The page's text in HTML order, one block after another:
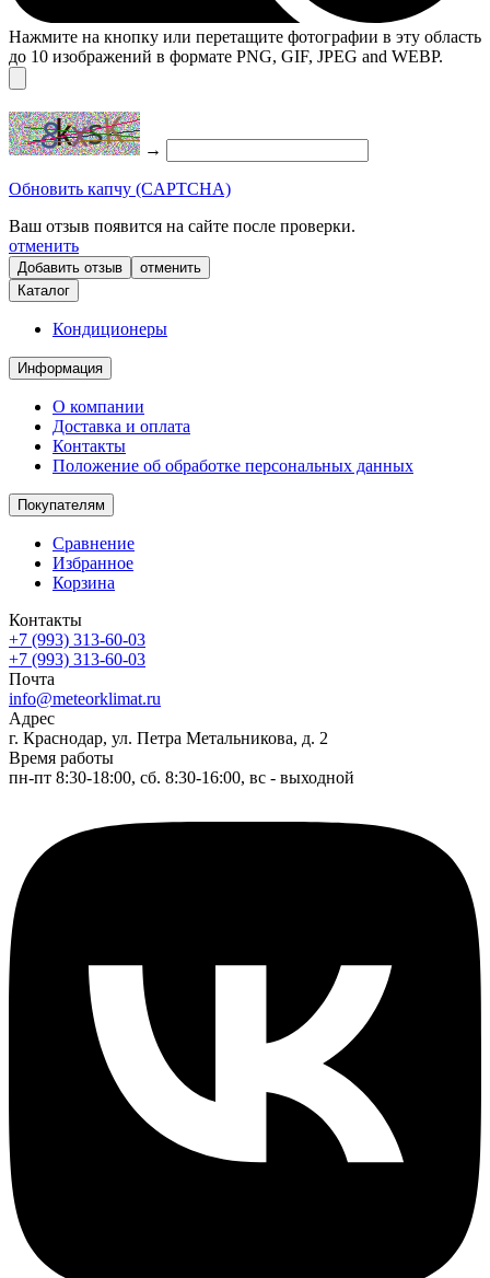
Нажмите на кнопку или перетащите фотографии в эту область
до 10 изображений в формате PNG, GIF, JPEG and WEBP.
→
Обновить капчу (CAPTCHA)
Ваш отзыв появится на сайте после проверки.
отменить
отменить
Каталог
Кондиционеры
Информация
О компании
Доставка и оплата
Контакты
Положение об обработке персональных данных
Покупателям
Сравнение
Избранное
Корзина
Контакты
+7 (993) 313-60-03
+7 (993) 313-60-03
Почта
info@meteorklimat.ru
Адрес
г. Краснодар, ул. Петра Метальникова, д. 2
Время работы
пн-пт 8:30-18:00, сб. 8:30-16:00, вс - выходной